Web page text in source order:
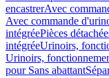
encastrerAvec
Avec commande
intégréePièces
intégréeUrinoirs,
Urinoirs,
pour Sans abattant